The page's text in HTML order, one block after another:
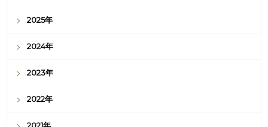
2025年
2024年
2023年
2022年